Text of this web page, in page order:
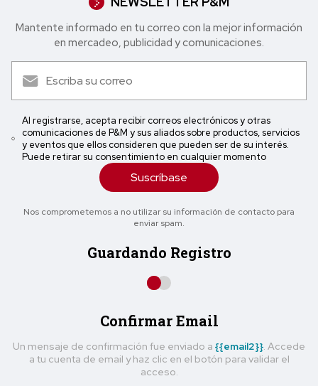
Mantente informado en tu correo con la mejor in formación
en mercadeo, publicidad y comunicaciones.
Al registrarse, acepta recibir correos electrónicos y otras
comunicaciones de P&M y sus aliados sobre productos, servicios
y eventos que ellos consideren que pueden ser de su interés.
Puede retirar su consentimiento en cualquier momento
Suscríbase
Nos comprometemos a no utilizar su información de contacto para
enviar spam.
Guardando Registro
Confirmar Email
Un mensaje de confirmación fue enviado a {{email2}} . Accede
a tu cuenta de email y haz clic en el botón para validar el
acceso.